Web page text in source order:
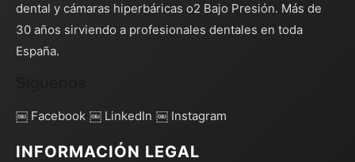
dental y cámaras hiperbáricas o2 Bajo Presión. Más de
30 años sirviendo a profesionales dentales en toda
España.
￼ Facebook ￼ LinkedIn ￼ Instagram
INFORMACIÓN LEGAL